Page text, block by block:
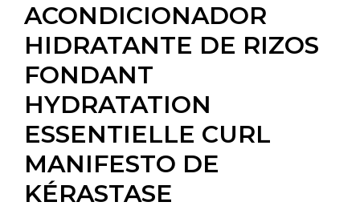
ACONDICIONADOR
HIDRATANTE DE RIZOS
FONDANT
HYDRATATION
ESSENTIELLE CURL
MANIFESTO DE
KÉRASTASE